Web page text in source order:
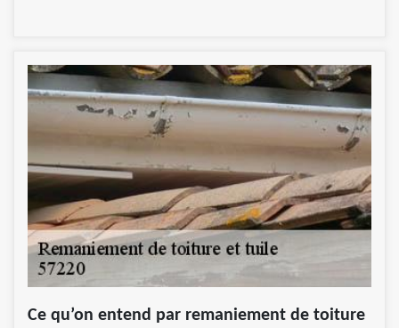
Ce qu’on entend par remaniement de toiture